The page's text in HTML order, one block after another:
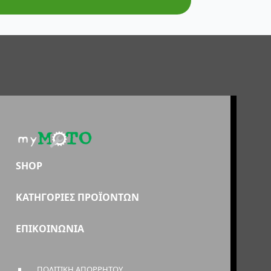
SHOP
ΚΑΤΗΓΟΡΙΕΣ ΠΡΟΪΟΝΤΩΝ
ΕΠΙΚΟΙΝΩΝΙΑ